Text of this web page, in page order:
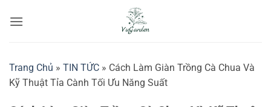
qua
Trang Chủ » TIN TỨC » Cách Làm Giàn Trồng Cà Chua Và
Kỹ Thuật Tỉa Cành Tối Ưu Năng Suất